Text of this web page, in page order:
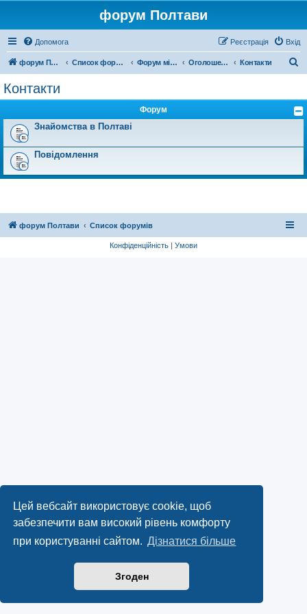
Цей вебсайт використовує cookie, щоб
забезпечити вам високий рівень комфорту
при користуванні сайтом. Дізнатися більше
Згоден
форум Полтави
Допомога Вхід
Реєстрація
форум Полтави Список форумів Форум міста Полтава Оголошення міста Полтава Контакти
у
Контакти
Форум
Знайомства в Полтаві
Повідомлення
форум Полтави Список форумів
Конфіденційність | Умови